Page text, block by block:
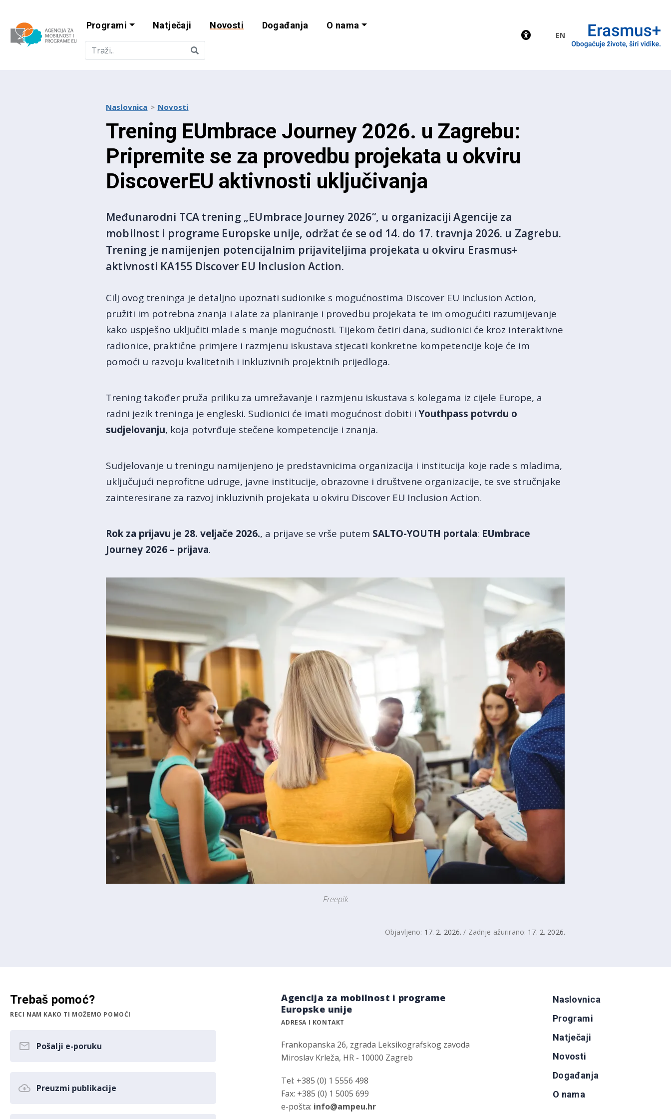
Agencija za mobilnost i programe EU
Programi Natječaji Novosti Događanja O nama
EN
Naslovnica Novosti
Trening EUmbrace Journey 2026. u Zagrebu:
Pripremite se za provedbu projekata u okviru
DiscoverEU aktivnosti uključivanja
Međunarodni TCA trening „EUmbrace Journey 2026“, u organizaciji Agencije za
mobilnost i programe Europske unije, održat će se od 14. do 17. travnja 2026. u Zagrebu.
Trening je namijenjen potencijalnim prijaviteljima projekata u okviru Erasmus+
aktivnosti KA155 Discover EU Inclusion Action.
Cilj ovog treninga je detaljno upoznati sudionike s mogućnostima Discover EU Inclusion Action,
pružiti im potrebna znanja i alate za planiranje i provedbu projekata te im omogućiti razumijevanje
kako uspješno uključiti mlade s manje mogućnosti. Tijekom četiri dana, sudionici će kroz interaktivne
radionice, praktične primjere i razmjenu iskustava stjecati konkretne kompetencije koje će im
pomoći u razvoju kvalitetnih i inkluzivnih projektnih prijedloga.
Trening također pruža priliku za umrežavanje i razmjenu iskustava s kolegama iz cijele Europe, a
radni jezik treninga je engleski. Sudionici će imati mogućnost dobiti iYouthpass potvrdu o
sudjelovanju, koja potvrđuje stečene kompetencije i znanja.
Sudjelovanje u treningu namijenjeno je predstavnicima organizacija i institucija koje rade s mladima,
uključujući neprofitne udruge, javne institucije, obrazovne i društvene organizacije, te sve stručnjake
zainteresirane za razvoj inkluzivnih projekata u okviru Discover EU Inclusion Action.
Rok za prijavu je 28. veljače 2026., a prijave se vrše putem SALTO-YOUTH portala: EUmbrace
Journey 2026 – prijava.
Freepik
Objavljeno: 17. 2. 2026. / Zadnje ažurirano: 17. 2. 2026.
Trebaš pomoć?
RECI NAM KAKO TI MOŽEMO POMOĆI
Pošalji e-poruku
Preuzmi publikacije
Agencija za mobilnost i programe
Europske unije
ADRESA I KONTAKT
Frankopanska 26, zgrada Leksikografskog zavoda
Miroslav Krleža, HR - 10000 Zagreb
Tel: +385 (0) 1 5556 498
Fax: +385 (0) 1 5005 699
e-pošta: info@ampeu.hr
Naslovnica
Programi
Natječaji
Novosti
Događanja
O nama